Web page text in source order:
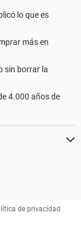
lo que es
más en
sin borrar la
4.000 años de
de privacidad